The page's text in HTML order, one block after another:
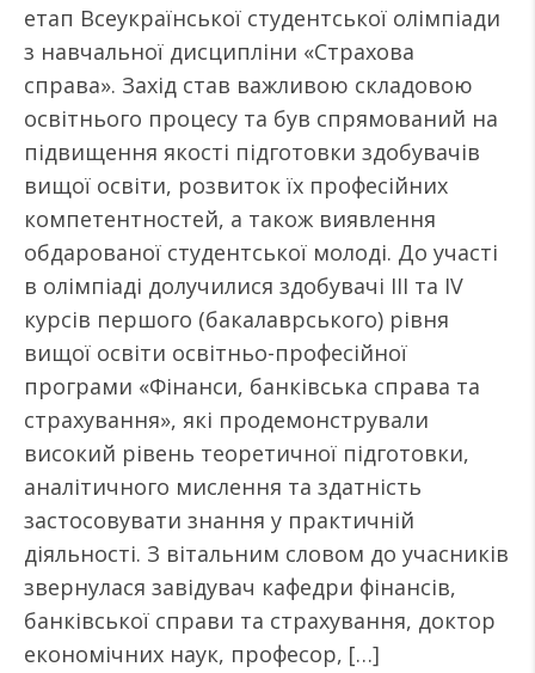
етап Всеукраїнської студентської олімпіади
з навчальної дисципліни «Страхова
справа». Захід став важливою складовою
освітнього процесу та був спрямований на
підвищення якості підготовки здобувачів
вищої освіти, розвиток їх професійних
компетентностей, а також виявлення
обдарованої студентської молоді. До участі
в олімпіаді долучилися здобувачі ІІІ та IV
курсів першого (бакалаврського) рівня
вищої освіти освітньо-професійної
програми «Фінанси, банківська справа та
страхування», які продемонстрували
високий рівень теоретичної підготовки,
аналітичного мислення та здатність
застосовувати знання у практичній
діяльності. З вітальним словом до учасників
звернулася завідувач кафедри фінансів,
банківської справи та страхування, доктор
економічних наук, професор, […]